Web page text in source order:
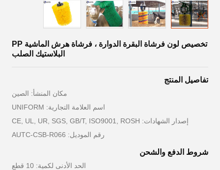
تخصيص لون فرشاة البقرة الدوارة ، فرشاة هرش الماشية PP
البلاستيك الصلب
تفاصيل المنتج
مكان المنشأ: الصين
اسم العلامة التجارية: UNIFORM
إصدار الشهادات: CE, UL, UR, SGS, GB/T, ISO9001, ROSH
رقم الموديل: AUTC-CSB-R066
شروط الدفع والشحن
الحد الأدنى لكمية: 10 قطع